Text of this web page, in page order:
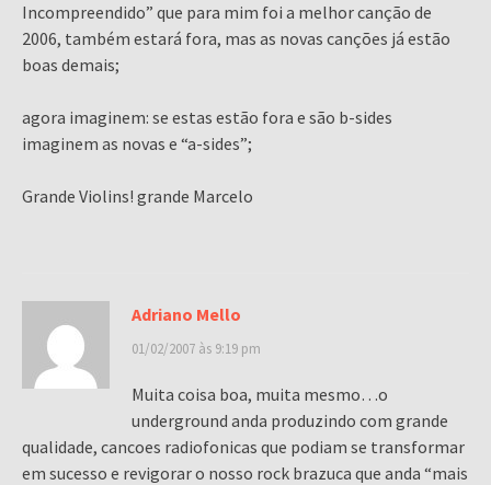
Incompreendido” que para mim foi a melhor canção de
2006, também estará fora, mas as novas canções já estão
boas demais;
agora imaginem: se estas estão fora e são b-sides
imaginem as novas e “a-sides”;
Grande Violins! grande Marcelo
Adriano Mello
01/02/2007 às 9:19 pm
Muita coisa boa, muita mesmo…o
underground anda produzindo com grande
qualidade, cancoes radiofonicas que podiam se transformar
em sucesso e revigorar o nosso rock brazuca que anda “mais